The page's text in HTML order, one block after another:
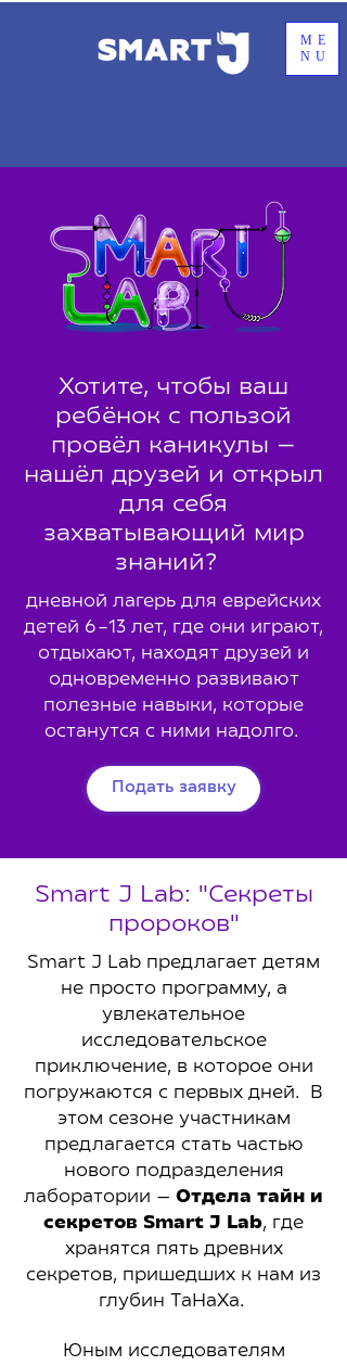
ME
NU
Хотите, чтобы ваш
ребёнок с пользой
провёл каникулы —
нашёл друзей и открыл
для себя
захватывающий мир
знаний?
дневной лагерь для еврейских
детей 6–13 лет, где они играют,
отдыхают, находят друзей и
одновременно развивают
полезные навыки, которые
останутся с ними надолго.
Подать заявку
Smart J Lab: "Секреты
пророков"
Smart J Lab предлагает детям
не просто программу, а
увлекательное
исследовательское
приключение, в которое они
погружаются с первых дней. В
этом сезоне участникам
предлагается стать частью
нового подразделения
лаборатории — Отдела тайн и
секретов Smart J Lab, где
хранятся пять древних
секретов, пришедших к нам из
глубин ТаНаХа.
Юным исследователям